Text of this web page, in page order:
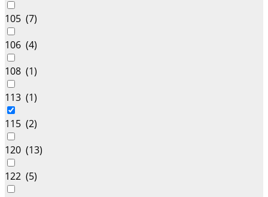
105 (7)
106 (4)
108 (1)
113 (1)
115 (2)
120 (13)
122 (5)